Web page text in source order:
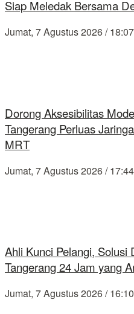
Siap Meledak Bersama
Jumat, 7 Agustus 2026 /
Dorong Aksesibilitas
Tangerang Perluas
MRT
Jumat, 7 Agustus 2026 /
Ahli Kunci Pelangi, Solusi
Tangerang 24 Jam yang
Jumat, 7 Agustus 2026 /